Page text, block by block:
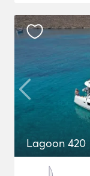
Lagoon 420